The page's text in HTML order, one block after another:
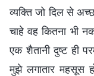
व्यक्ति जो दिल से
चाहे वह कितना भी
एक शैतानी दुष्ट ही
मुझे लगातार महसूस